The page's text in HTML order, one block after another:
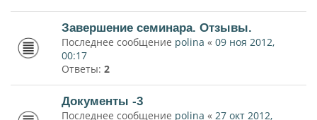
Завершение семинара. Отзывы.
Последнее сообщение polina « 09 ноя 2012,
00:17
Ответы: 2
Документы -3
Последнее сообщение polina « 27 окт 2012,